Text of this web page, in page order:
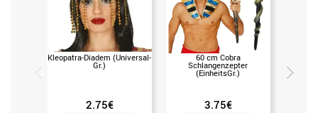
Kleopatra-Diadem (Universal-
Gr.)
2.75€
60 cm Cobra
Schlangenzepter
(EinheitsGr.)
3.75€